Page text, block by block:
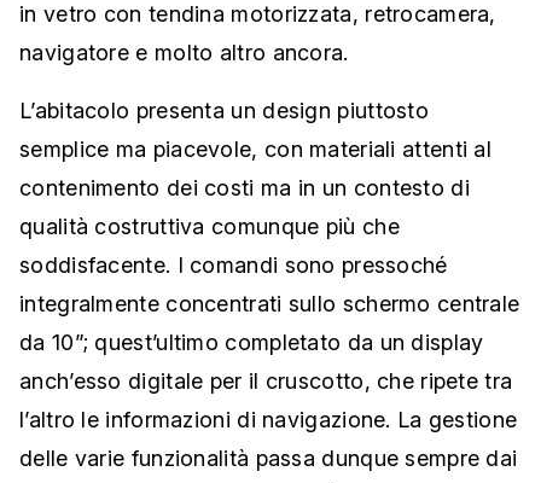
in vetro con tendina motorizzata, retrocamera,
navigatore e molto altro ancora.
L’abitacolo presenta un design piuttosto
semplice ma piacevole, con materiali attenti al
contenimento dei costi ma in un contesto di
qualità costruttiva comunque più che
soddisfacente. I comandi sono pressoché
integralmente concentrati sullo schermo centrale
da 10”; quest’ultimo completato da un display
anch’esso digitale per il cruscotto, che ripete tra
l’altro le informazioni di navigazione. La gestione
delle varie funzionalità passa dunque sempre dai